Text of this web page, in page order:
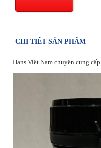
CHI TIẾT SẢN PHẨM
Hans Việt Nam chuyên cung cấp